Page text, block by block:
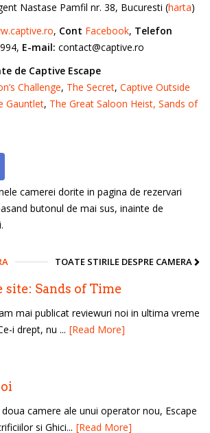
Nastase Pamfil nr. 38, Bucuresti (harta)
, Cont Facebook, Telefon
E-mail: contact@captive.ro
de Captive Escape
Challenge, The Secret, Captive Outside
Gauntlet, The Great Saloon Heist, Sands of
camerei dorite in pagina de rezervari
butonul de mai sus, inainte de
TOATE STIRILE DESPRE CAMERA
site: Sands of Time
mai publicat reviewuri noi in ultima vreme
i drept, nu ... [Read More]
camere ale unui operator nou, Escape
si Ghici... [Read More]